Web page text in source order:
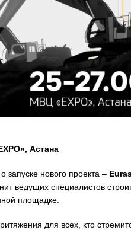
Астана
запуске нового проекта –
ведущих специалистов
площадке.
для всех, кто